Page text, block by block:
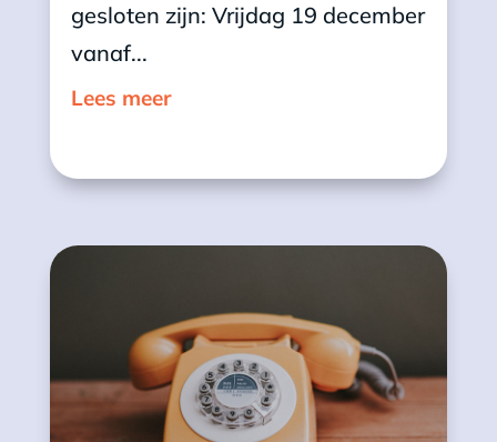
gesloten zijn: Vrijdag 19 december
vanaf...
Lees meer